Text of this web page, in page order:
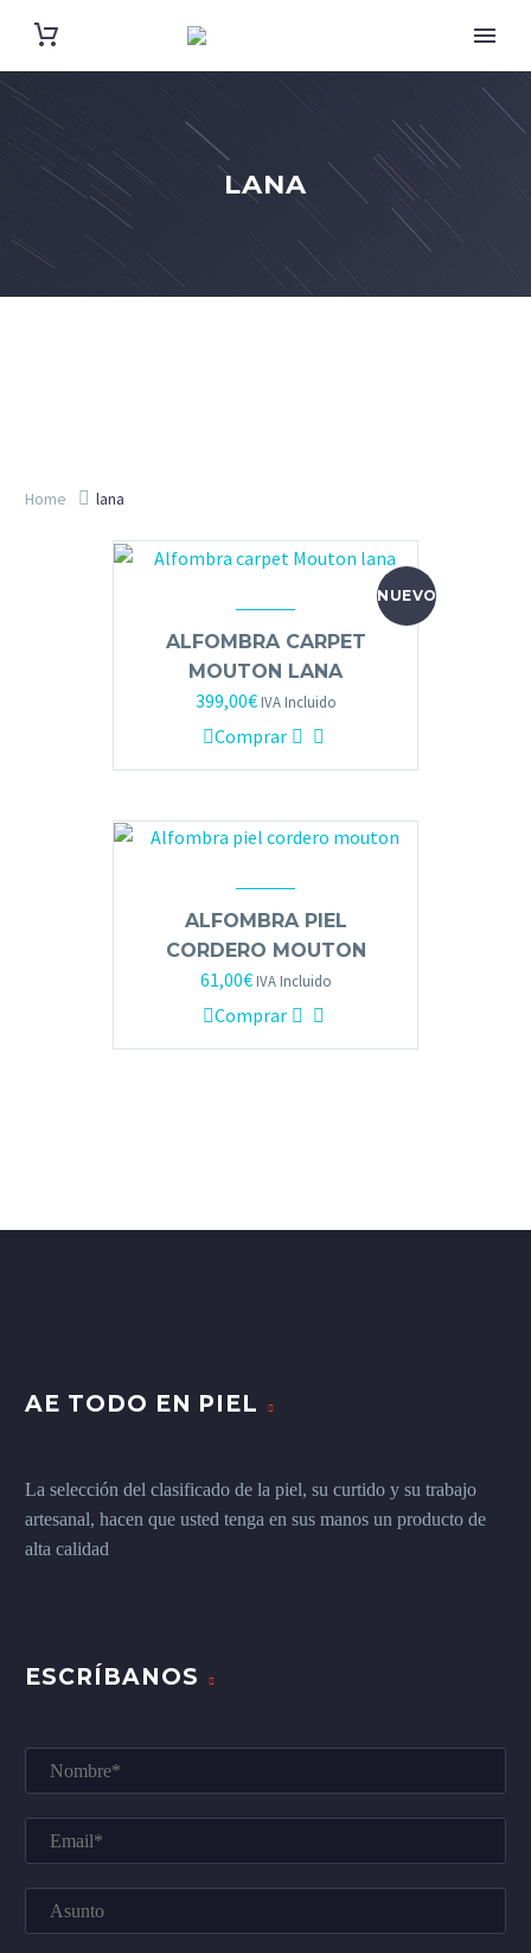
LANA
Home lana
NUEVO
ALFOMBRA CARPET
MOUTON LANA
399,00€ IVA Incluido
Comprar
ALFOMBRA PIEL
CORDERO MOUTON
61,00€ IVA Incluido
Comprar
AE TODO EN PIEL
La selección del clasificado de la piel, su curtido y su trabajo
artesanal, hacen que usted tenga en sus manos un producto de
alta calidad
ESCRÍBANOS